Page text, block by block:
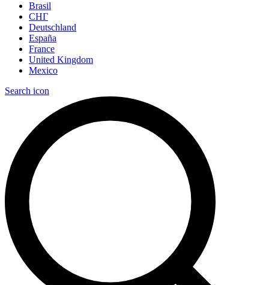
Brasil
СНГ
Deutschland
España
France
United Kingdom
Mexico
Search icon